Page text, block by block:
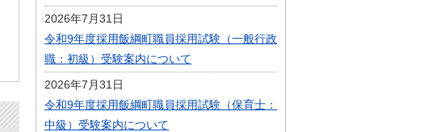
2026年7月31日
令和9年度採用飯綱町職員採用試験（一般行政
職：初級）受験案内について
2026年7月31日
令和9年度採用飯綱町職員採用試験（保育士：
中級）受験案内について